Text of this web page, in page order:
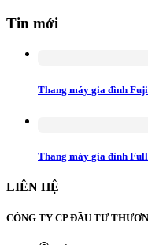
Tin mới
Thang máy gia đình
Thang máy gia đình
LIÊN HỆ
CÔNG TY CP ĐẦU TƯ